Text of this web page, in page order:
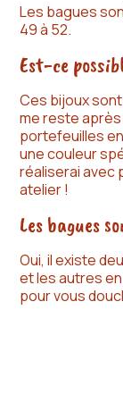
Les bagues
49 à 52.
Est-ce
Ces bijoux
me reste
portefeuilles
une couleur
réaliserai avec
atelier !
Les bagues
Oui, il existe
et les autres
pour vous